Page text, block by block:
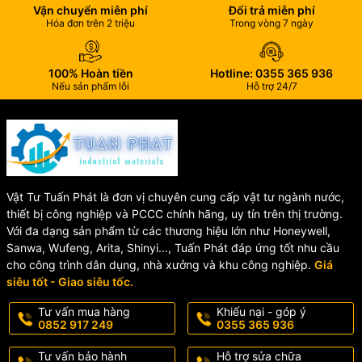
dụng nguồn 12V DC.
🏢 Ứng Dụng Của Đầu Báo
Khói Horing AH-8111-4
Thiết bị được ứng dụng rộng rãi trong nhiều công trình như:
🏠 Nhà ở, căn hộ, chung cư
🏭 Nhà xưởng, kho bãi
🏥 Bệnh viện, trường học
🛍️ Trung tâm thương mại
⚙️ Thông Tin Sản Phẩm
📌Mã sản phẩm:
AH-8111-4
🌍Xuất xứ:Đài Loan
Vận chuyển miễn phí
Hóa đơn trên 2 triệu
Đổi trả miễn phí
Trong vòng 7 ngày
100% Hoàn tiền
Nếu sản phẩm lỗi
Hotline: 0355 365 936
Hỗ trợ 24/7
Vật Tư Tuấn Phát là đơn vị chuyên cung cấp vật tư ngành nước,
thiết bị công nghiệp và PCCC chính hãng, uy tín trên thị trường.
Với đa dạng sản phẩm từ các thương hiệu lớn như Honeywell,
Sanwa, Wufeng, Arita, Shinyi…, Tuấn Phát đáp ứng tốt nhu cầu
cho công trình dân dụng, nhà xưởng và khu công nghiệp. Giá
siêu tốt - Giao siêu tốc.
Tư vấn mua hàng
0852 917 249
Khiếu nại - góp ý
0355 365 936
Tư vấn bảo hành
Hỗ trợ sửa chữa